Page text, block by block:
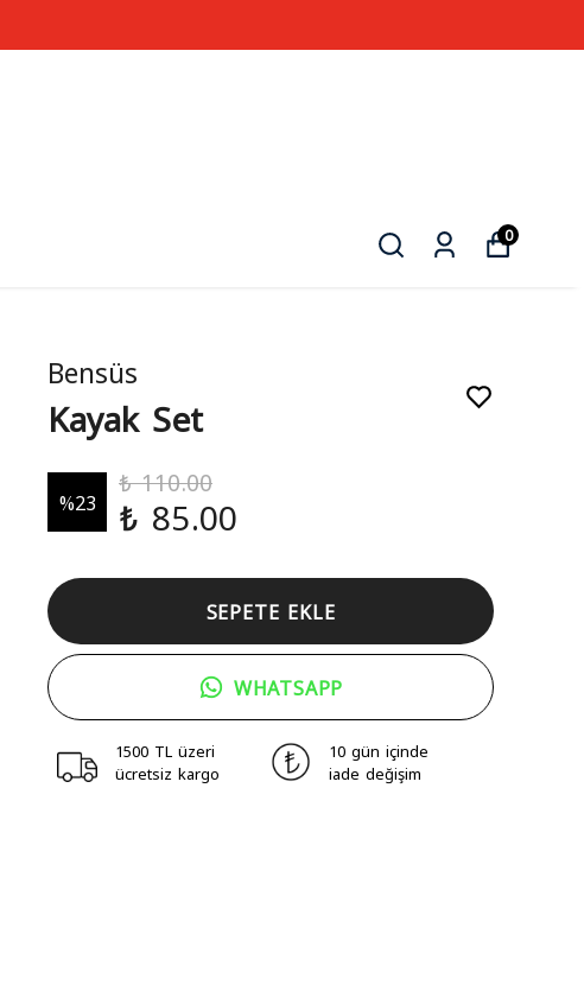
0
Bensüs
Kayak Set
%23
₺ 110.00
₺ 85.00
SEPETE EKLE
WHATSAPP
1500 TL üzeri
ücretsiz kargo
10 gün içinde
iade değişim